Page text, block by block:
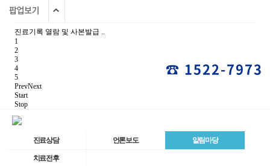
진료기록 열람 및 사본발급 ..
1
2
3
4
5
PrevNext
Start
Stop
☎ 1522-7973
진료상담 언론보도 알림마당
치료전후 알림마당